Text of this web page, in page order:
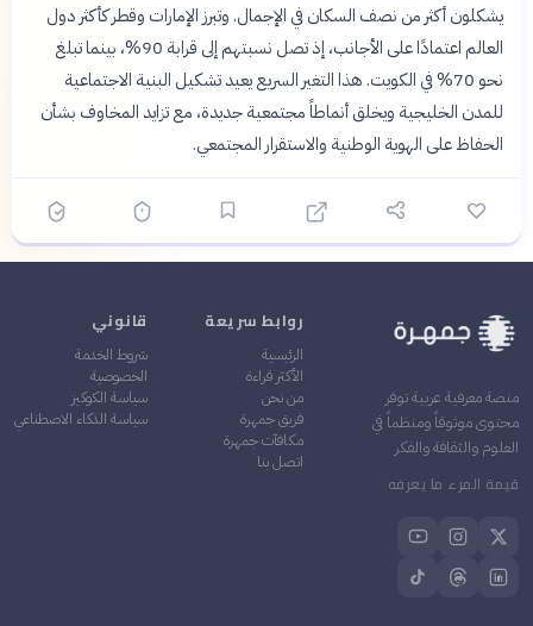
يشكلون أكثر من نصف السكان في الإجمال. وتبرز الإمارات وقطر كأكثر دول
العالم اعتمادًا على الأجانب، إذ تصل نسبتهم إلى قرابة 90%، بينما تبلغ
نحو 70% في الكويت. هذا التغير السريع يعيد تشكيل البنية الاجتماعية
للمدن الخليجية ويخلق أنماطاً مجتمعية جديدة، مع تزايد المخاوف بشأن
الحفاظ على الهوية الوطنية والاستقرار المجتمعي.
منصة معرفية عربية توفر
محتوى موثوقاً ومنظماً في
العلوم والثقافة والفكر
قيمة المرء ما يعرفه
روابط سريعة
الرئيسية
الأكثر قراءة
من نحن
فريق جمهرة
مكافآت جمهرة
اتصل بنا
قانوني
شروط الخدمة
الخصوصية
سياسة الكوكيز
سياسة الذكاء الاصطناعي